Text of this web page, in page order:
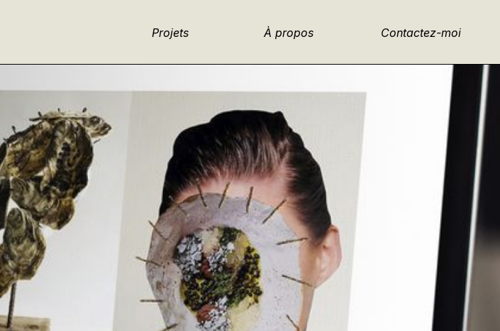
Projets À propos Contactez-moi